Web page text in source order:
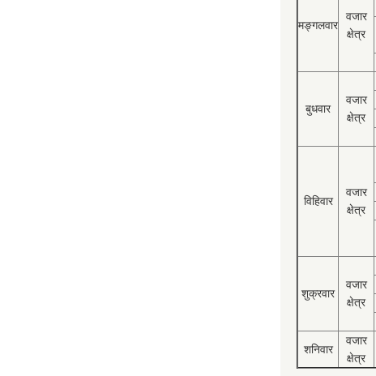
मङ्गलवार
वजार
क्षेत्र
बुधवार
वजार
क्षेत्र
विहिवार
वजार
क्षेत्र
शुक्रवार
वजार
क्षेत्र
शनिवार
वजार
क्षेत्र